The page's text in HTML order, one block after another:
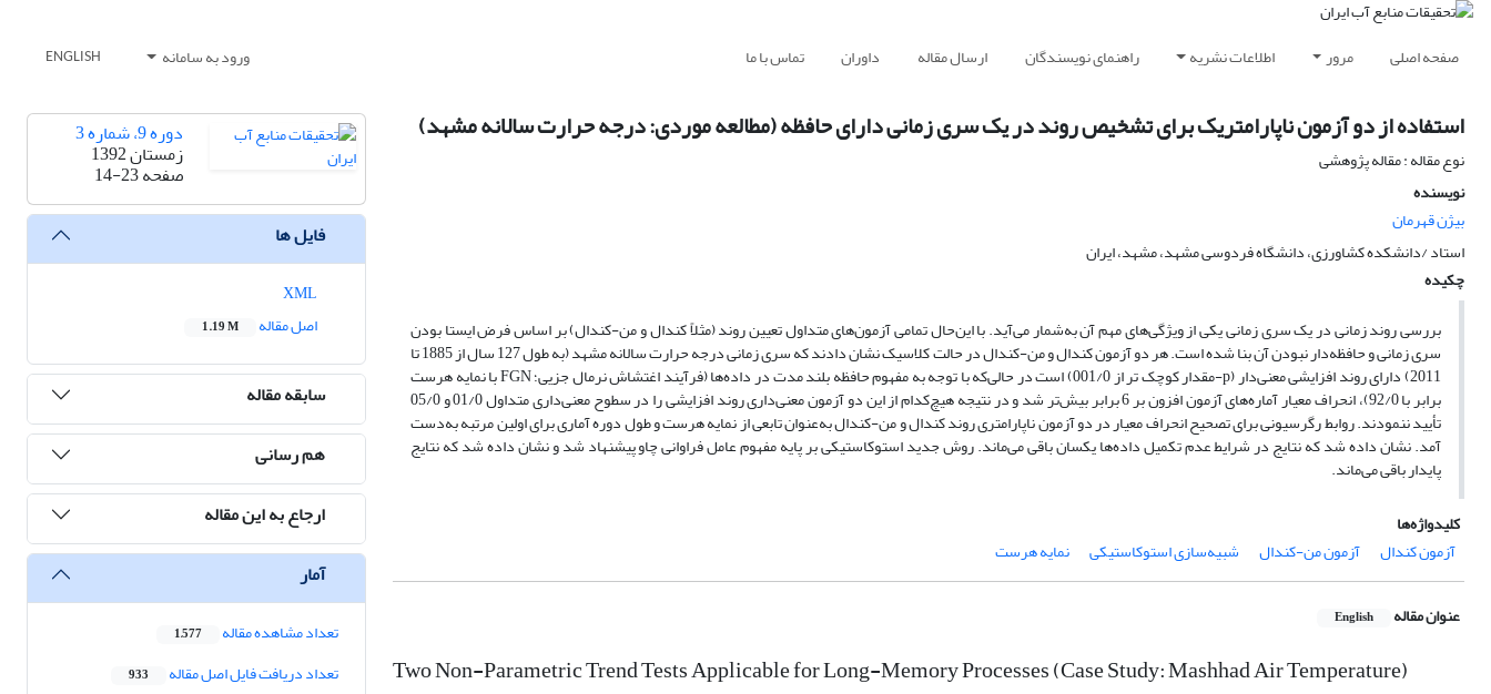
صفحه اصلی مرور اطلاعات نشریه راهنمای نویسندگان ارسال مقاله داوران تماس با ما ورود به سامانه ENGLISH
استفاده از دو آزمون ناپارامتریک برای تشخیص روند در یک سری زمانی دارای حافظه (مطالعه موردی: درجه حرارت سالانه مشهد)
نوع مقاله : مقاله پژوهشی
نویسنده
بیژن قهرمان
استاد /دانشکده کشاورزی، دانشگاه فردوسی مشهد، مشهد، ایران
چکیده
بررسی روند زمانی در یک سری زمانی یکی از ویژگی‌های مهم آن به‌شمار می‌آید. با این‌حال تمامی آزمون‌های متداول تعیین روند (مثلاً کندال و من-کندال) بر اساس فرض ایستا بودن
سری زمانی و حافظه‌دار نبودن آن بنا شده است. هر دو آزمون کندال و من-کندال در حالت کلاسیک نشان دادند که سری زمانی درجه حرارت سالانه مشهد (به طول 127 سال از 1885 تا
2011) دارای روند افزایشی معنی‌دار (p-مقدار کوچک تر از 001/0) است در حالی‌که با توجه به مفهوم حافظه بلند مدت در داده‌ها (فرآیند اغتشاش نرمال جزیی؛ FGN با نمایه هرست
برابر با 92/0)، انحراف معیار آماره‌های آزمون افزون بر 6 برابر بیش‌تر شد و در نتیجه هیچ‌کدام از این دو آزمون معنی‌داری روند افزایشی را در سطوح معنی‌داری متداول 01/0 و 05/0
تأیید ننمودند. روابط رگرسیونی برای تصحیح انحراف معیار در دو آزمون ناپارامتری روند کندال و من-کندال به‌عنوان تابعی از نمایه هرست و طول دوره آماری برای اولین مرتبه به‌دست
آمد. نشان داده شد که نتایج در شرایط عدم تکمیل داده‌ها یکسان باقی می‌ماند. روش جدید استوکاستیکی بر پایه مفهوم عامل فراوانی چاو پیشنهاد شد و نشان داده شد که نتایج
پایدار باقی می‌ماند.
کلیدواژه‌ها
آزمون کندال
آزمون من-کندال شبیه‌سازی استوکاستیکی نمایه هرست
عنوان مقاله English
Two Non-Parametric Trend Tests Applicable for Long-Memory Processes (Case Study: Mashhad Air Temperature)
دوره 9، شماره 3
زمستان 1392
صفحه14-23
فایل ها
اصل مقاله
1.19 M
سابقه مقاله
هم رسانی
ارجاع به این مقاله
آمار
تعداد مشاهده مقاله 1,577
تعداد دریافت فایل اصل مقاله 933